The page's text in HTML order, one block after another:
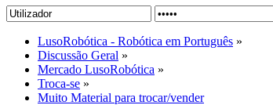
LusoRobótica - Robótica em Português »
Discussão Geral »
Mercado LusoRobótica »
Troca-se »
Muito Material para trocar/vender